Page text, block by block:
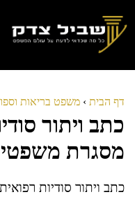
לתוכן
דף הבית › משפט בריאות
כתב ויתור
מסגרת משפטית
כתב ויתור סודיות